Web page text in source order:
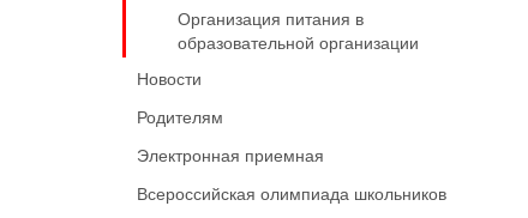
Организация питания в
образовательной организации
Новости
Родителям
Электронная приемная
Всероссийская олимпиада школьников